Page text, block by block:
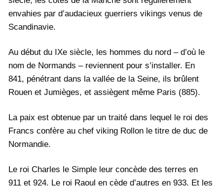
envahies par d’audacieux guerriers vikings venus de
Scandinavie.
Au début du IXe siècle, les hommes du nord – d’où le
nom de Normands – reviennent pour s’installer. En
841, pénétrant dans la vallée de la Seine, ils brûlent
Rouen et Jumièges, et assiègent même Paris (885).
La paix est obtenue par un traité dans lequel le roi des
Francs confère au chef viking Rollon le titre de duc de
Normandie.
Le roi Charles le Simple leur concède des terres en
911 et 924. Le roi Raoul en cède d’autres en 933. Et les